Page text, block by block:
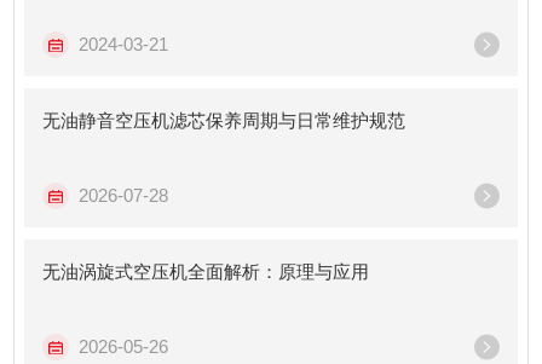
2024-03-21
无油静音空压机滤芯保养周期与日常维护规范
2026-07-28
无油涡旋式空压机全面解析：原理与应用
2026-05-26